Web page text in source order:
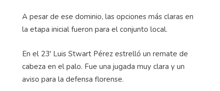
A pesar de ese dominio, las opciones más claras en
la etapa inicial fueron para el conjunto local.
En el 23' Luis Stwart Pérez estrelló un remate de
cabeza en el palo. Fue una jugada muy clara y un
aviso para la defensa florense.